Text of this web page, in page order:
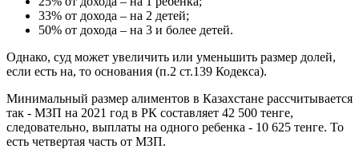
33% от дохода – на 2 детей;
50% от дохода – на 3 и более детей.
Однако, суд может увеличить или уменьшить размер долей,
если есть на, то основания (п.2 ст.139 Кодекса).
Минимальный размер алиментов в Казахстане рассчитывается
так - МЗП на 2021 год в РК составляет 42 500 тенге,
следовательно, выплаты на одного ребенка - 10 625 тенге. То
есть четвертая часть от МЗП.